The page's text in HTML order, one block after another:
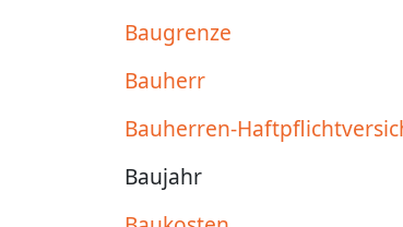
Baugrenze
Bauherr
Bauherren-
Baujahr